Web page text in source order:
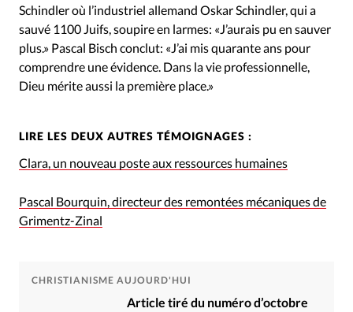
Schindler où l’industriel allemand Oskar Schindler, qui a
sauvé 1100 Juifs, soupire en larmes: «J’aurais pu en sauver
plus.» Pascal Bisch conclut: «J’ai mis quarante ans pour
comprendre une évidence. Dans la vie professionnelle,
Dieu mérite aussi la première place.»
LIRE LES DEUX AUTRES TÉMOIGNAGES :
Clara, un nouveau poste aux ressources humaines
Pascal Bourquin, directeur des remontées mécaniques de
Grimentz-Zinal
CHRISTIANISME AUJOURD'HUI
Article tiré du numéro d’octobre